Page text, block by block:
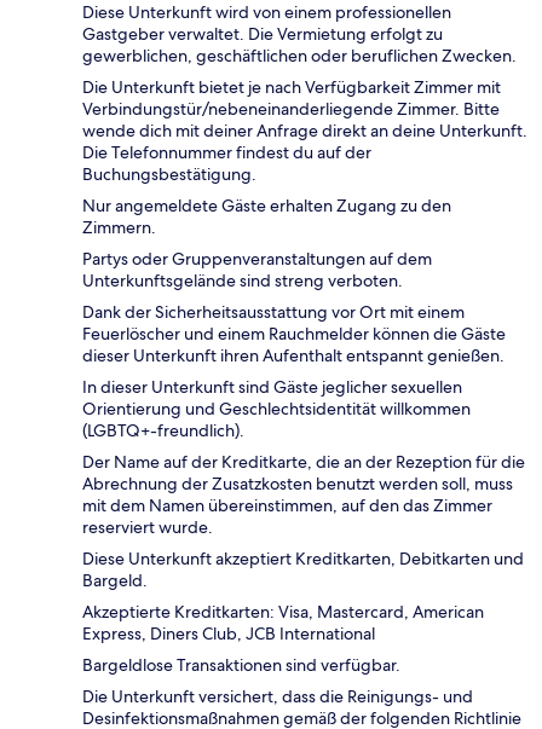
Diese Unterkunft wird von einem professionellen
Gastgeber verwaltet. Die Vermietung erfolgt zu
gewerblichen, geschäftlichen oder beruflichen Zwecken.
Die Unterkunft bietet je nach Verfügbarkeit Zimmer mit
Verbindungstür/nebeneinanderliegende Zimmer. Bitte
wende dich mit deiner Anfrage direkt an deine Unterkunft.
Die Telefonnummer findest du auf der
Buchungsbestätigung.
Nur angemeldete Gäste erhalten Zugang zu den
Zimmern.
Partys oder Gruppenveranstaltungen auf dem
Unterkunftsgelände sind streng verboten.
Dank der Sicherheitsausstattung vor Ort mit einem
Feuerlöscher und einem Rauchmelder können die Gäste
dieser Unterkunft ihren Aufenthalt entspannt genießen.
In dieser Unterkunft sind Gäste jeglicher sexuellen
Orientierung und Geschlechtsidentität willkommen
(LGBTQ+-freundlich).
Der Name auf der Kreditkarte, die an der Rezeption für die
Abrechnung der Zusatzkosten benutzt werden soll, muss
mit dem Namen übereinstimmen, auf den das Zimmer
reserviert wurde.
Diese Unterkunft akzeptiert Kreditkarten, Debitkarten und
Bargeld.
Akzeptierte Kreditkarten: Visa, Mastercard, American
Express, Diners Club, JCB International
Bargeldlose Transaktionen sind verfügbar.
Die Unterkunft versichert, dass die Reinigungs- und
Desinfektionsmaßnahmen gemäß der folgenden Richtlinie